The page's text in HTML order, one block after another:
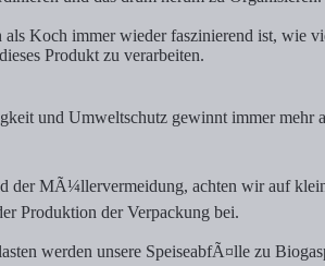
Koch immer wieder faszinierend ist, wie
Produkt zu verarbeiten.
und Umweltschutz gewinnt immer
der MÃ¼llervermeidung, achten wir auf
Produktion der Verpackung bei.
werden unsere SpeiseabfÃ¤lle zu